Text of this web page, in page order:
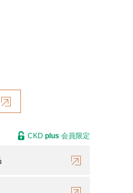
CKD plus 会員限定